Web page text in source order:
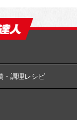
・調理レシビ